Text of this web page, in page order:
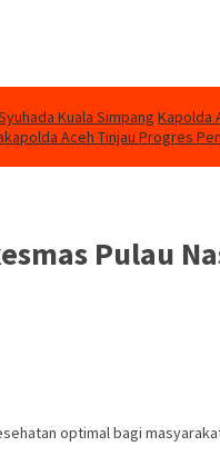
Kuala Simpang Kapolda
Aceh Tinjau Progres
Pulau
optimal bagi